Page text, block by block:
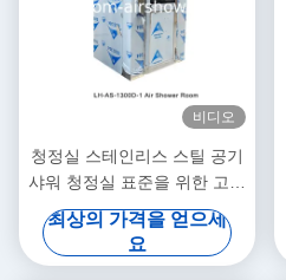
비디오
청정실 스테인리스 스틸 공기
샤워 청정실 표준을 위한 고성
능 솔루션
최상의 가격을 얻으세
요